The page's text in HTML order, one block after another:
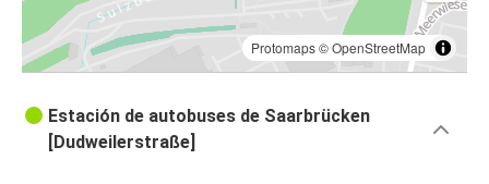
Protomaps©OpenStreetMap
Estación de autobuses de Saarbrücken
[Dudweilerstraße]